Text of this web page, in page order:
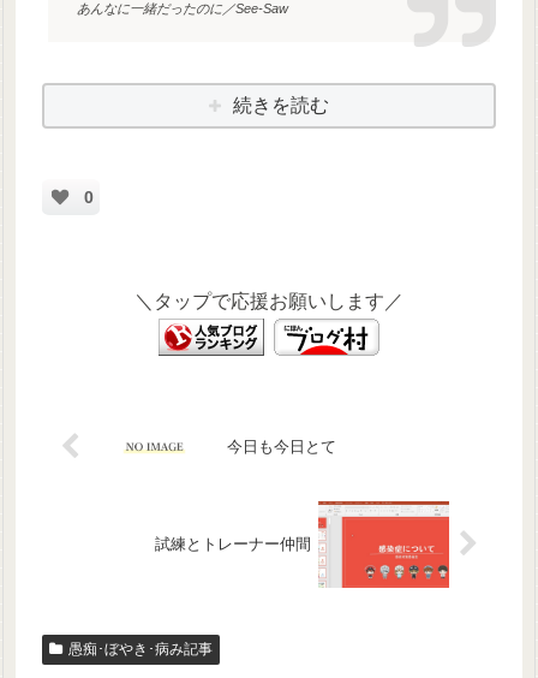
あんなに一緒だったのに／See-Saw
続きを読む
0
＼タップで応援お願いします／
今日も今日とて
試練とトレーナー仲間
愚痴･ぼやき･病み記事